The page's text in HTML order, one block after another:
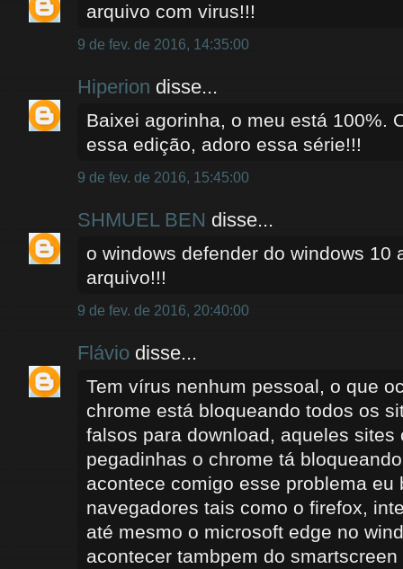
arquivo com virus!!!
9 de fev. de 2016, 14:35:00
Hiperion disse...
Baixei agorinha, o meu está 100%.
essa edição, adoro essa série!!!
9 de fev. de 2016, 15:45:00
SHMUEL BEN disse...
o windows defender do windows 10
arquivo!!!
9 de fev. de 2016, 20:40:00
Flávio disse...
Tem vírus nenhum pessoal, o que
chrome está bloqueando todos os
falsos para download, aqueles sites
pegadinhas o chrome tá
acontece comigo esse problema eu
navegadores tais como o firefox,
até mesmo o microsoft edge no
acontecer tambpem do